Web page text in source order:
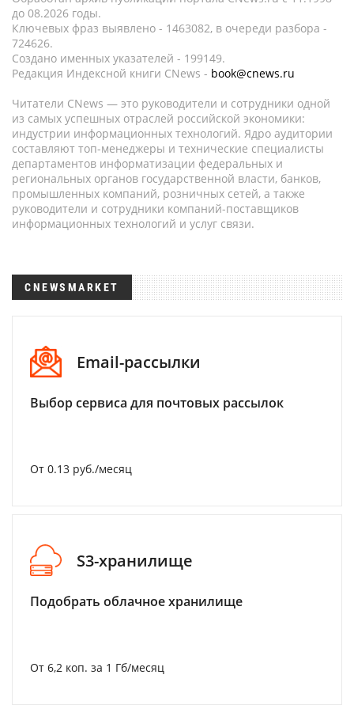
до 08.2026 годы.
Ключевых фраз выявлено - 1463082, в очереди разбора -
724626.
Создано именных указателей - 199149.
Редакция Индексной книги CNews - book@cnews.ru
Читатели CNews — это руководители и сотрудники одной
из самых успешных отраслей российской экономики:
индустрии информационных технологий. Ядро аудитории
составляют топ-менеджеры и технические специалисты
департаментов информатизации федеральных и
региональных органов государственной власти, банков,
промышленных компаний, розничных сетей, а также
руководители и сотрудники компаний-поставщиков
информационных технологий и услуг связи.
CNEWSMARKET
Email-рассылки
Выбор сервиса для почтовых рассылок
От 0.13 руб./месяц
S3-хранилище
Подобрать облачное хранилище
От 6,2 коп. за 1 Гб/месяц